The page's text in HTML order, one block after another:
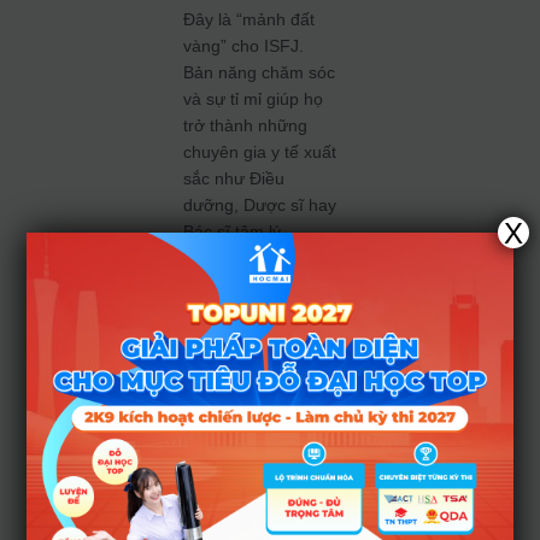
Đây là “mảnh đất
vàng” cho ISFJ.
Bản năng chăm sóc
và sự tỉ mỉ giúp họ
trở thành những
chuyên gia y tế xuất
sắc như Điều
dưỡng, Dược sĩ hay
Bác sĩ tâm lý.
4.2. Khối
ngành
Giáo dục
và Công
tác xã hội
ISFJ tìm thấy niềm
X